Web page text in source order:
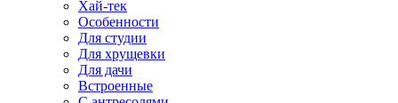
Хай-тек
Особенности
Для студии
Для хрущевки
Для дачи
Встроенные